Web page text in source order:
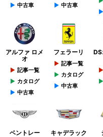
中古車
中古車
アルファ ロメ
オ
記事一覧
カタログ
中古車
フェラーリ
記事一覧
カタログ
中古車
ベントレー キャデラック